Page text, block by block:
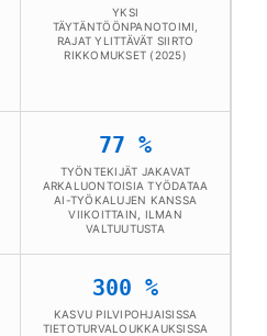
YKSI
TÄYTÄNTÖÖNPANOTOIMI,
RAJAT YLITTÄVÄT SIIRTO
RIKKOMUKSET (2025)
77 %
TYÖNTEKIJÄT JAKAVAT
ARKALUONTOISIA TYÖDATAA
AI-TYÖKALUJEN KANSSA
VIIKOITTAIN, ILMAN
VALTUUTUSTA
300 %
KASVU PILVIPOHJAISISSA
TIETOTURVALOUKKAUKSISSA